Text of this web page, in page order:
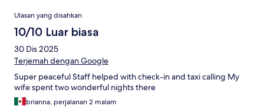
Ulasan
Ulasan yang disahkan
10/10 Luar biasa
30 Dis 2025
Terjemah dengan Google
Super peaceful Staff helped with check-in and taxi calling My
wife spent two wonderful nights there
brianna, perjalanan 2 malam